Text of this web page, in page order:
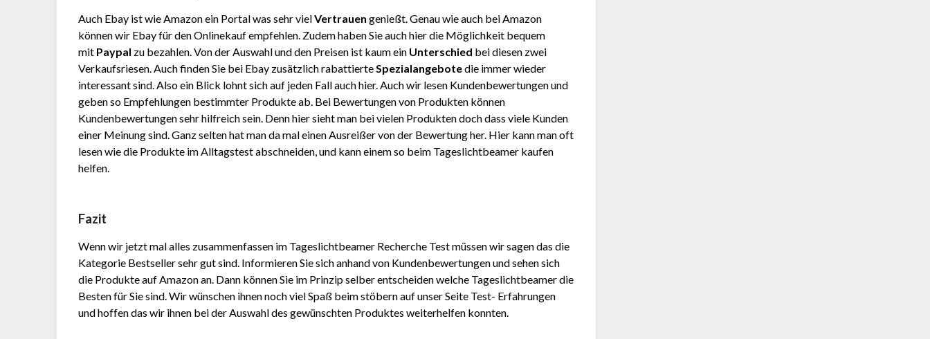
Auch Ebay ist wie Amazon ein Portal was sehr vielVertrauen genießt. Genau wie auch bei Amazon
können wir Ebay für den Onlinekauf empfehlen. Zudem haben Sie auch hier die Möglichkeit bequem
mit Paypal zu bezahlen. Von der Auswahl und den Preisen ist kaum ein Unterschied bei diesen zwei
Verkaufsriesen. Auch finden Sie bei Ebay zusätzlich rabattierteSpezialangebotedie immer wieder
interessant sind. Also ein Blick lohnt sich auf jeden Fall auch hier. Auch wir lesen Kundenbewertungen und
geben so Empfehlungen bestimmter Produkte ab. Bei Bewertungen von Produkten können
Kundenbewertungen sehr hilfreich sein. Denn hier sieht man bei vielen Produkten doch dass viele Kunden
einer Meinung sind. Ganz selten hat man da mal einen Ausreißer von der Bewertung her. Hier kann man oft
lesen wie die Produkte im Alltagstest abschneiden, und kann einem so beim Tageslichtbeamer kaufen
helfen.
Fazit
Wenn wir jetzt mal alles zusammenfassen im Tageslichtbeamer Recherche Test müssen wir sagen das die
Kategorie Bestseller sehr gut sind. Informieren Sie sich anhand von Kundenbewertungen und sehen sich
die Produkte auf Amazon an. Dann können Sie im Prinzip selber entscheiden welche Tageslichtbeamer die
Besten für Sie sind. Wir wünschen ihnen noch viel Spaß beim stöbern auf unser Seite Test- Erfahrungen
und hoffen das wir ihnen bei der Auswahl des gewünschten Produktes weiterhelfen konnten.